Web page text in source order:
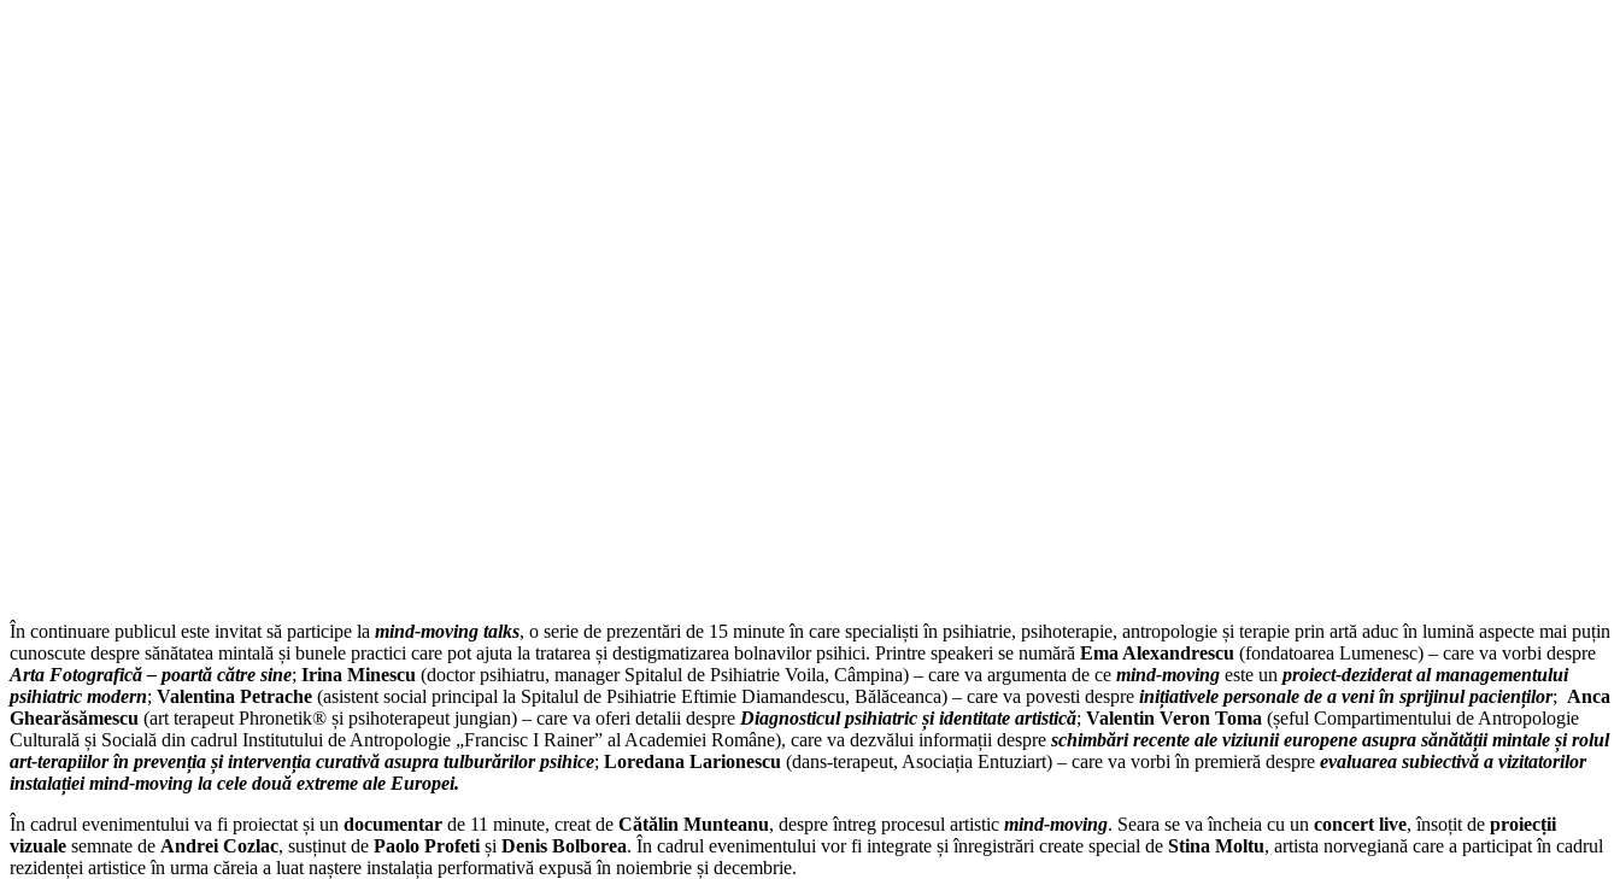
În continuare publicul este invitat să participe la mind-moving talks, o serie de prezentări de 15 minute în care specialiști în psihiatrie, psihoterapie, antropologie și terapie prin artă aduc în lumină aspecte mai puțin
cunoscute despre sănătatea mintală și bunele practici care pot ajuta la tratarea și destigmatizarea bolnavilor psihici. Printre speakeri se numără Ema Alexandrescu (fondatoarea Lumenesc) – care va vorbi despre
Arta Fotografică – poartă către sine; Irina Minescu (doctor psihiatru, manager Spitalul de Psihiatrie Voila, Câmpina) – care va argumenta de ce mind-moving este un proiect-deziderat al managementului
psihiatric modern; Valentina Petrache (asistent social principal la Spitalul de Psihiatrie Eftimie Diamandescu, Bălăceanca) – care va povesti despre inițiativele personale de a veni în sprijinul pacienților; Anca
Ghearăsămescu (art terapeut Phronetik®️ și psihoterapeut jungian) – care va oferi detalii despre Diagnosticul psihiatric și identitate artistică; Valentin Veron Toma (șeful Compartimentului de Antropologie
Culturală și Socială din cadrul Institutului de Antropologie „Francisc I Rainer” al Academiei Române), care va dezvălui informații despre schimbări recente ale viziunii europene asupra sănătății mintale și rolul
art-terapiilor în prevenția și intervenția curativă asupra tulburărilor psihice; Loredana Larionescu (dans-terapeut, Asociația Entuziart) – care va vorbi în premieră despre evaluarea subiectivă a vizitatorilor
instalației mind-moving la cele două extreme ale Europei.
În cadrul evenimentului va fi proiectat și un documentar de 11 minute, creat de Cătălin Munteanu, despre întreg procesul artistic mind-moving. Seara se va încheia cu un concert live, însoțit de proiecții
vizuale semnate de Andrei Cozlac, susținut de Paolo Profeti și Denis Bolborea. În cadrul evenimentului vor fi integrate și înregistrări create special de Stina Moltu, artista norvegiană care a participat în cadrul
rezidenței artistice în urma căreia a luat naștere instalația performativă expusă în noiembrie și decembrie.